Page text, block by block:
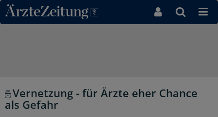
Direkt zum Inhaltsbereich
Vernetzung - für Ärzte eher Chance
als Gefahr